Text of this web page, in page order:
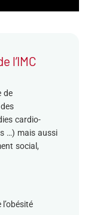
l’IMC
de
cardio-
…) mais aussi
social,